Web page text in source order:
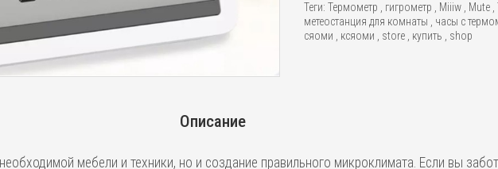
Теги: Термометр гигрометр Miiiw Mute
метеостанция для комнаты
часы с
сяоми
ксяоми store купить shop
Описание
мебели и техники, но и создание правильного микроклимата. Если вы